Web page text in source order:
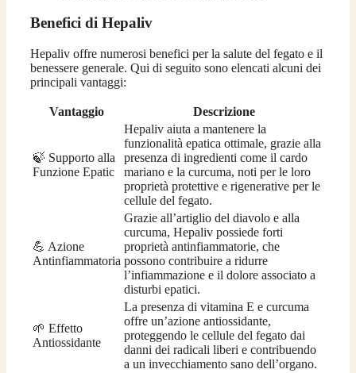
Benefici di Hepaliv
Hepaliv offre numerosi benefici per la salute del fegato e il
benessere generale. Qui di seguito sono elencati alcuni dei
principali vantaggi:
Vantaggio Descrizione
🍃 Supporto alla
Funzione Epatic
Hepaliv aiuta a mantenere la
funzionalità epatica ottimale, grazie alla
presenza di ingredienti come il cardo
mariano e la curcuma, noti per le loro
proprietà protettive e rigenerative per le
cellule del fegato.
💪 Azione
Antinfiammatoria
Grazie all’artiglio del diavolo e alla
curcuma, Hepaliv possiede forti
proprietà antinfiammatorie, che
possono contribuire a ridurre
l’infiammazione e il dolore associato a
disturbi epatici.
🌱 Effetto
Antiossidante
La presenza di vitamina E e curcuma
offre un’azione antiossidante,
proteggendo le cellule del fegato dai
danni dei radicali liberi e contribuendo
a un invecchiamento sano dell’organo.